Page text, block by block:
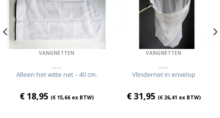
VANGNETTEN
Alleen het witte net – 40 cm.
€18,95 (€15,66ex BTW)
VANGNETTEN
Vlindernet in envelop
€31,95 (€26,41 ex BTW)